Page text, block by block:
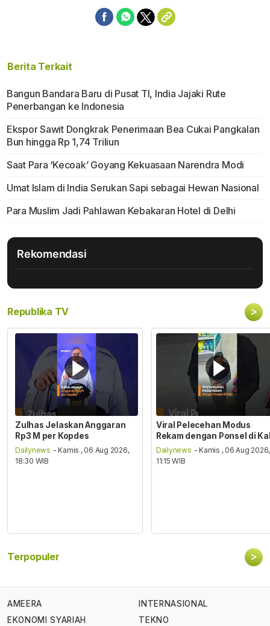
Berita Terkait
Bangun Bandara Baru di Pusat TI, India Jajaki Rute
Penerbangan ke Indonesia
Ekspor Sawit Dongkrak Penerimaan Bea Cukai Pangkalan
Bun hingga Rp 1,74 Triliun
Saat Para ‘Kecoak’ Goyang Kekuasaan Narendra Modi
Umat Islam di India Serukan Sapi sebagai Hewan Nasional
Para Muslim Jadi Pahlawan Kebakaran Hotel di Delhi
Rekomendasi
Republika TV >
Zulhas Jelaskan Anggaran
Rp3 M per Kopdes
Dailynews - Kamis , 06 Aug 2026,
18:30 WIB
Viral Pelecehan Modus
Rekam dengan Ponsel di
Dailynews - Kamis , 06 Aug 2026,
11:15 WIB
Terpopuler >
AMEERA
EKONOMI SYARIAH
INTERNASIONAL
TEKNO